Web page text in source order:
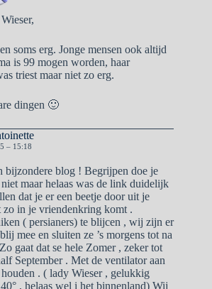
soms erg. Jonge mensen ook altijd
is 99 mogen worden, haar
triest maar niet zo erg.
dingen 🙂
– 15:18
bijzondere blog ! Begrijpen doe je
maar helaas was de link duidelijk
dat je er een beetje door uit je
zo in je vriendenkring komt .
( persianers) te blijcen , wij zijn er
mee en sluiten ze ’s morgens tot na
gaat dat se hele Zomer , zeker tot
September . Met de ventilator aan
. ( lady Wieser , gelukkig
, helaas wel i het binnenland) Wij